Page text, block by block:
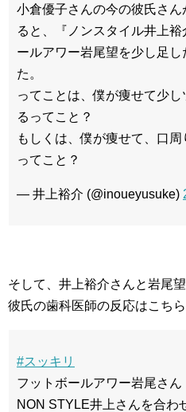
小倉優子さんの今の彼氏さ
ると、『ノンスタイル井上
ールアワー岩尾望を少し足
た。
ってことは、僕が痩せて少
るってこと？
もしくは、僕が痩せて、口
ってこと？
— 井上裕介 (@inoueyusuke)
そして、井上裕介さんと岩尾
彼氏の歯科医師の反応はこちら
#スッキリ
フットボールアワー岩尾さん
NON STYLE井上さんを合わ